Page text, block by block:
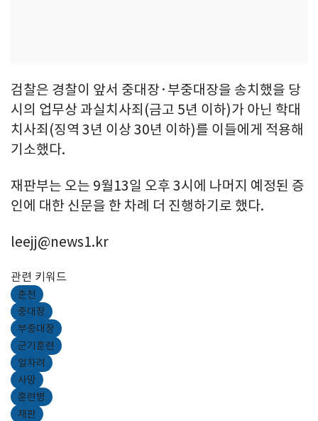
검찰은 경찰이 앞서 중대장·부중대장을 송치했을 당
시의 업무상 과실치사죄(금고 5년 이하)가 아닌 학대
치사죄(징역 3년 이상 30년 이하)를 이들에게 적용해
기소했다.
재판부는 오는 9월13일 오후 3시에 나머지 예정된 증
인에 대한 신문을 한 차례 더 진행하기로 했다.
leejj@news1.kr
관련 키워드
춘천
중대장
부중대장
군기훈련
얼차려
사망
훈련병
재판